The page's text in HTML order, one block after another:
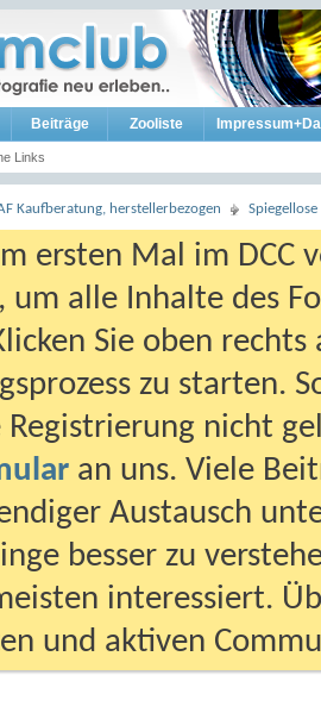
Links
Beiträge Zooliste
Kaufberatung, herstellerbezogen
ersten Mal im DCC
, um alle Inhalte des
Sie oben
zu starten.
Registrierung nicht
an uns. Viele
Austausch
besser zu
interessiert.
und aktiven